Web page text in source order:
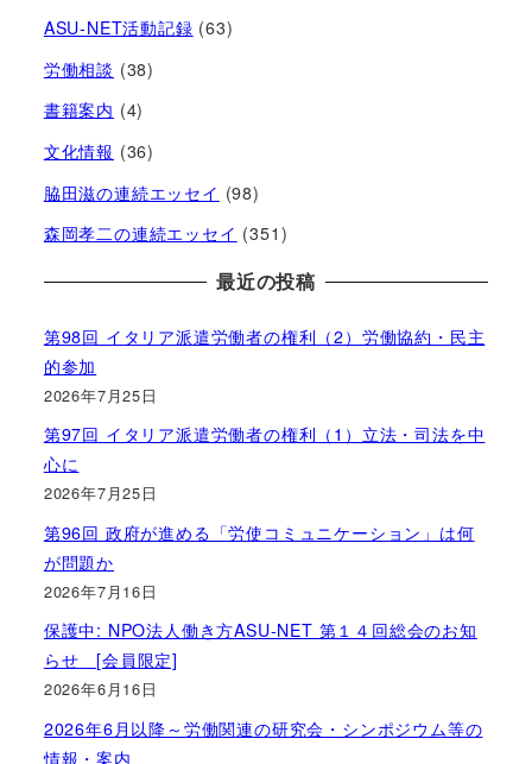
ASU-NET活動記録 (63)
労働相談 (38)
書籍案内 (4)
文化情報 (36)
脇田滋の連続エッセイ (98)
森岡孝二の連続エッセイ (351)
最近の投稿
第98回 イタリア派遣労働者の権利（2）労働協約・民主
的参加
2026年7月25日
第97回 イタリア派遣労働者の権利（1）立法・司法を中
心に
2026年7月25日
第96回 政府が進める「労使コミュニケーション」は何
が問題か
2026年7月16日
保護中: NPO法人働き方ASU-NET 第１４回総会のお知
らせ [会員限定]
2026年6月16日
2026年6月以降～労働関連の研究会・シンポジウム等の
情報・案内